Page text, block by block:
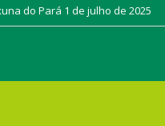
do Pará 1 de julho de 2025